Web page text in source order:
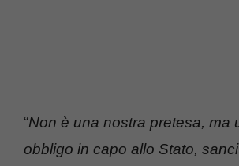
“Non è una nostra pretesa, ma
obbligo in capo allo Stato,